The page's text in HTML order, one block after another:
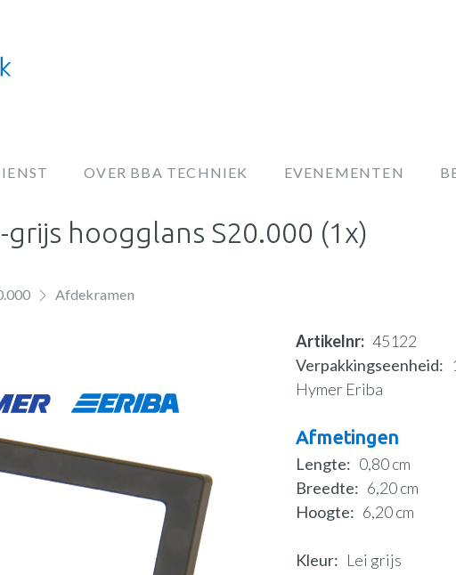
OVER BBA TECHNIEK EVENEMENTEN
hoogglans S20.000 (1x)
Afdekramen
Artikelnr
45122
Verpakkingseenheid
Hymer Eriba
Afmetingen
Lengte
0,80 cm
Breedte
6,20 cm
Hoogte
6,20 cm
Kleur Lei grijs